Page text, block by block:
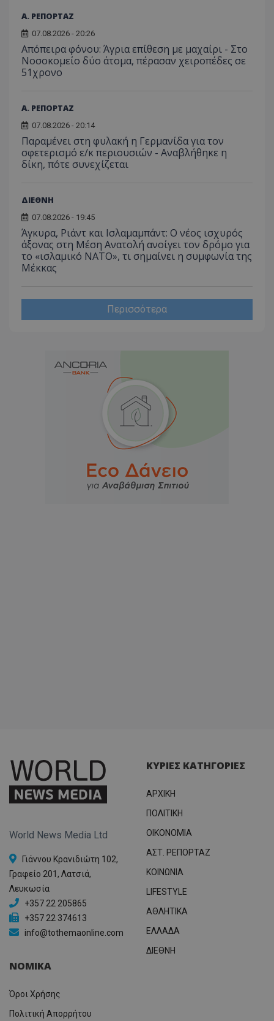
Α. ΡΕΠΟΡΤΑΖ
07.08.2026 - 20:26
Απόπειρα φόνου: Άγρια επίθεση με μαχαίρι - Στο
Νοσοκομείο δύο άτομα, πέρασαν χειροπέδες σε
51χρονο
Α. ΡΕΠΟΡΤΑΖ
07.08.2026 - 20:14
Παραμένει στη φυλακή η Γερμανίδα για τον
σφετερισμό ε/κ περιουσιών - Αναβλήθηκε η
δίκη, πότε συνεχίζεται
ΔΙΕΘΝΗ
07.08.2026 - 19:45
Άγκυρα, Ριάντ και Ισλαμαμπάντ: Ο νέος ισχυρός
άξονας στη Μέση Ανατολή ανοίγει τον δρόμο για
το «ισλαμικό ΝΑΤΟ», τι σημαίνει η συμφωνία της
Μέκκας
Περισσότερα
World News Media Ltd
Γιάννου Κρανιδιώτη 102,
Γραφείο 201, Λατσιά,
Λευκωσία
+357 22 205865
+357 22 374613
info@tothemaonline.com
ΚΥΡΙΕΣ ΚΑΤΗΓΟΡΙΕΣ
ΑΡΧΙΚΗ
ΠΟΛΙΤΙΚΗ
OIKONOMIA
ΑΣΤ. ΡΕΠΟΡΤΑΖ
ΚΟΙΝΩΝΙΑ
LIFESTYLE
ΑΘΛΗΤΙΚΑ
ΕΛΛΑΔΑ
ΔΙΕΘΝΗ
ΝΟΜΙΚΑ
Όροι Χρήσης
Πολιτική Απορρήτου